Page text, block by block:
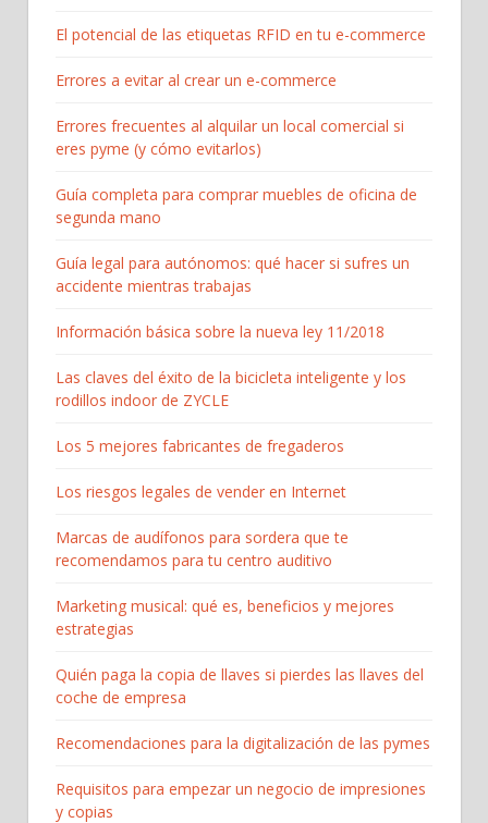
El potencial de las etiquetas RFID en tu e-commerce
Errores a evitar al crear un e-commerce
Errores frecuentes al alquilar un local comercial si
eres pyme (y cómo evitarlos)
Guía completa para comprar muebles de oficina de
segunda mano
Guía legal para autónomos: qué hacer si sufres un
accidente mientras trabajas
Información básica sobre la nueva ley 11/2018
Las claves del éxito de la bicicleta inteligente y los
rodillos indoor de ZYCLE
Los 5 mejores fabricantes de fregaderos
Los riesgos legales de vender en Internet
Marcas de audífonos para sordera que te
recomendamos para tu centro auditivo
Marketing musical: qué es, beneficios y mejores
estrategias
Quién paga la copia de llaves si pierdes las llaves del
coche de empresa
Recomendaciones para la digitalización de las pymes
Requisitos para empezar un negocio de impresiones
y copias